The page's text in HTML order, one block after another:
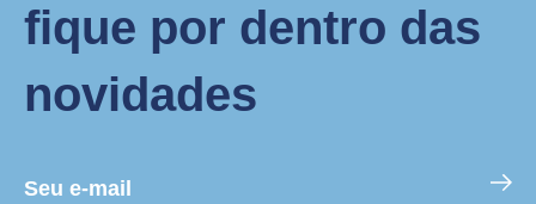
fique por dentro das
novidades